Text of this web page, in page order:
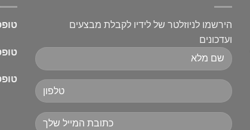
הירשמו לניוזלטר של לידיו לקבלת מבצעים
ועדכונים